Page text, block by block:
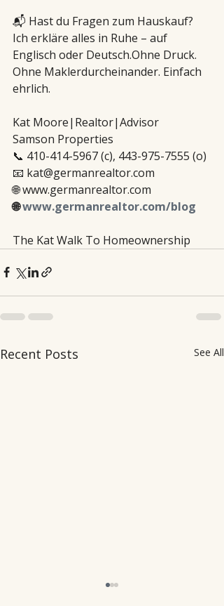
📬 Hast du Fragen zum Hauskauf?
Ich erkläre alles in Ruhe – auf
Englisch oder Deutsch.Ohne Druck.
Ohne Maklerdurcheinander. Einfach
ehrlich.
Kat Moore|Realtor|Advisor
Samson Properties
📞 410-414-5967 (c), 443-975-7555 (o)
📧 kat@germanrealtor.com
🌐 www.germanrealtor.com
🌐 www.germanrealtor.com/blog
The Kat Walk To Homeownership
Recent Posts See All